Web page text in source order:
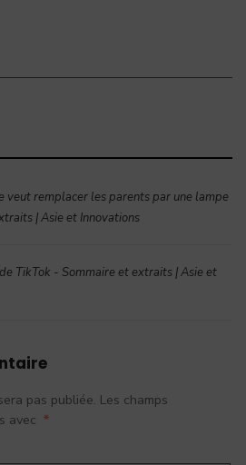
veut remplacer les parents par une lampe
| Asie et Innovations
TikTok - Sommaire et extraits | Asie et
pas publiée. Les champs
avec *